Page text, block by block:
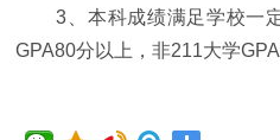
3、本科成绩满足学校一
GPA80分以上，非211大学